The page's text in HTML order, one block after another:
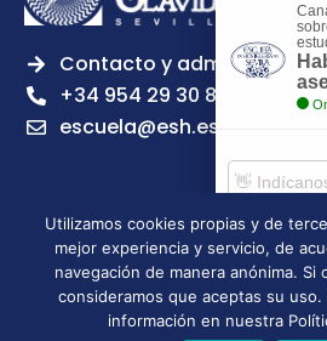
Contacto y admisiones
+34 954 29 30 81
escuela@esh.es
Aviso legal Política de Privacidad
Política de calidad
Escuela Superior de Hostelería de
Utilizamos cookies propias y de
mejor experiencia y servicio, de
navegación de manera anónima. Si
consideramos que aceptas su
información en nuestra